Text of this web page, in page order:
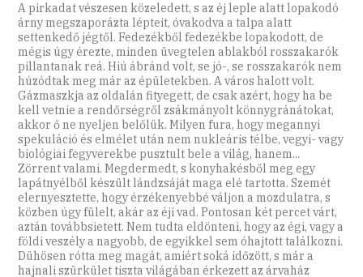
A pirkadat vészesen közeledett, s az éj leple alatt lopakodó
árny megszaporázta lépteit, óvakodva a talpa alatt
settenkedő jégtől. Fedezékből fedezékbe lopakodott, de
mégis úgy érezte, minden üvegtelen ablakból rosszakarók
pillantanak reá. Hiú ábránd volt, se jó-, se rosszakarók nem
húzódtak meg már az épületekben. A város halott volt.
Gázmaszkja az oldalán fityegett, de csak azért, hogy ha be
kell vetnie a rendőrségről zsákmányolt könnygránátokat,
akkor ő ne nyeljen belőlük. Milyen fura, hogy megannyi
spekuláció és elmélet után nem nukleáris télbe, vegyi- vagy
biológiai fegyverekbe pusztult bele a világ, hanem...
Zörrent valami. Megdermedt, s konyhakésből meg egy
lapátnyélből készült lándzsáját maga elé tartotta. Szemét
elernyesztette, hogy érzékenyebbé váljon a mozdulatra, s
közben úgy fülelt, akár az éji vad. Pontosan két percet várt,
aztán továbbsietett. Nem tudta eldönteni, hogy az égi, vagy a
földi veszély a nagyobb, de egyikkel sem óhajtott találkozni.
Dühösen rótta meg magát, amiért soká időzött, s már a
hajnali szürkület tiszta világában érkezett az árvaház